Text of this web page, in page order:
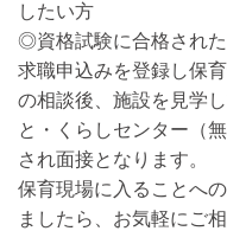
したい方
◎資格試験に合格され
求職申込みを登録し保
の相談後、施設を見学
と・くらしセンター（
され面接となります。
保育現場に入ることへ
ましたら、お気軽にご